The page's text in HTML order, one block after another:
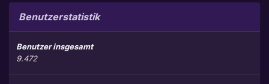
Benutzerstatistik
Benutzer insgesamt
9.472